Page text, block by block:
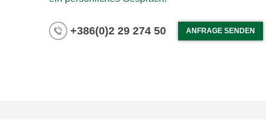
ANFRAGE SENDEN
+386(0)2 29 274 50